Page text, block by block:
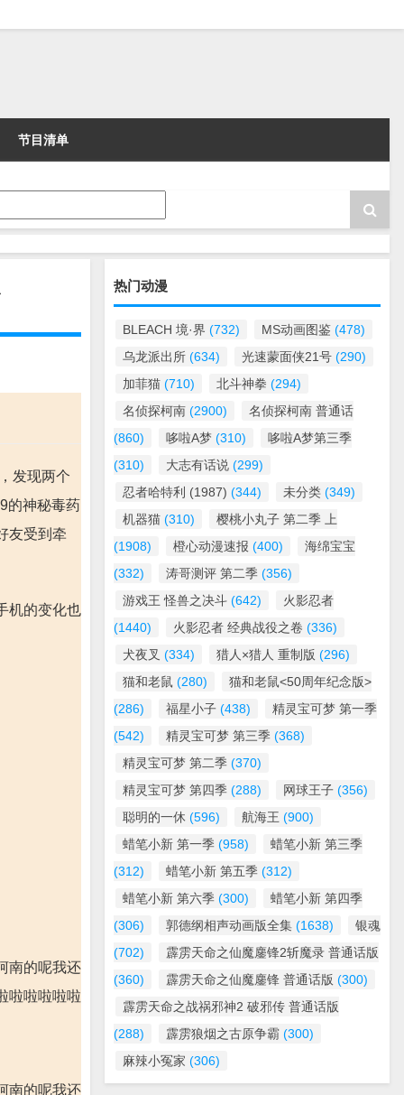
节目清单
发现两个
的神秘毒药
友受到牵
机的变化也
南的呢我还
啦啦啦啦啦
南的呢我还
热门动漫
BLEACH 境·界 (732) MS动画图鉴 (478)
乌龙派出所 (634) 光速蒙面侠21号 (290)
加菲猫 (710) 北斗神拳 (294)
名侦探柯南 (2900)
名侦探柯南 普通话
(860)
哆啦A梦 (310)
哆啦A梦第三季
(310)
大志有话说 (299)
忍者哈特利 (1987) (344) 未分类 (349)
机器猫 (310)
樱桃小丸子 第二季 上
(1908)
橙心动漫速报 (400)
海绵宝宝
(332)
涛哥测评 第二季 (356)
游戏王 怪兽之决斗 (642)
火影忍者
(1440)
火影忍者 经典战役之卷 (336)
犬夜叉 (334) 猎人×猎人 重制版 (296)
猫和老鼠 (280)
猫和老鼠<50周年纪念版>
(286)
福星小子 (438)
精灵宝可梦 第一季
(542)
精灵宝可梦 第三季 (368)
精灵宝可梦 第二季 (370)
精灵宝可梦 第四季 (288) 网球王子 (356)
聪明的一休 (596) 航海王 (900)
蜡笔小新 第一季 (958)
蜡笔小新 第三季
(312)
蜡笔小新 第五季 (312)
蜡笔小新 第六季 (300)
蜡笔小新 第四季
(306)
郭德纲相声动画版全集 (1638)
银魂
(702)
霹雳天命之仙魔鏖锋2斩魔录 普通话版
(360)
霹雳天命之仙魔鏖锋 普通话版 (300)
霹雳天命之战祸邪神2 破邪传 普通话版
(288)
霹雳狼烟之古原争霸 (300)
麻辣小冤家 (306)